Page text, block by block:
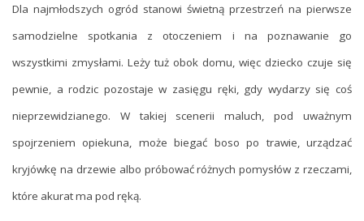
Dla najmłodszych ogród stanowi świetną przestrzeń na pierwsze
samodzielne spotkania z otoczeniem i na poznawanie go
wszystkimi zmysłami. Leży tuż obok domu, więc dziecko czuje się
pewnie, a rodzic pozostaje w zasięgu ręki, gdy wydarzy się coś
nieprzewidzianego. W takiej scenerii maluch, pod uważnym
spojrzeniem opiekuna, może biegać boso po trawie, urządzać
kryjówkę na drzewie albo próbować różnych pomysłów z rzeczami,
które akurat ma pod ręką.